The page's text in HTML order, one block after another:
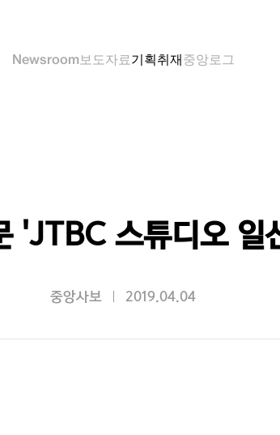
Newsroom보도자료기획취재중앙로그
'JTBC 스튜디오 일
중앙사보 2019.04.04